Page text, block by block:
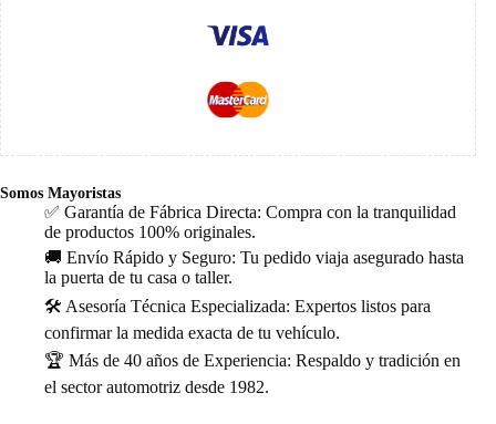
Somos Mayoristas
✅ Garantía de Fábrica Directa: Compra con la tranquilidad
de productos 100% originales.
🚚 Envío Rápido y Seguro: Tu pedido viaja asegurado hasta
la puerta de tu casa o taller.
🛠️ Asesoría Técnica Especializada: Expertos listos para
confirmar la medida exacta de tu vehículo.
🏆 Más de 40 años de Experiencia: Respaldo y tradición en
el sector automotriz desde 1982.